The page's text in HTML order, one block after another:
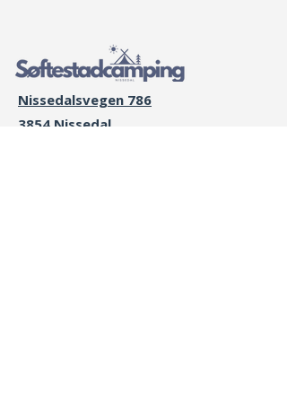
Nissedalsvegen 786
3854 Nissedal